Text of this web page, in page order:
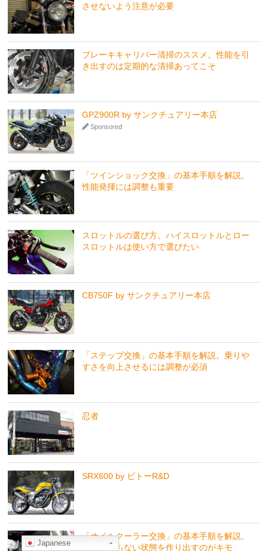
させないよう注意が必要
ブレーキキャリパー清掃のススメ。性能を引
き出すのは定期的な清掃あってこそ
GPZ900R by サンクチュアリー本店
Sponsored
「ツインショック交換」の基本手順を解説。
性能発揮には調整も重要
スロットルの選び方。ハイスロットルとロー
スロットルは使い方で選びたい
CB750F by サンクチュアリー本店
「ステップ交換」の基本手順を解説。乗りや
すさを向上させるには調整が必須
忍者
SRX600 by ビトーR&D
「オイルクーラー交換」の基本手順を解説。
周囲に何もない状態を作り出すのがキモ
Japanese